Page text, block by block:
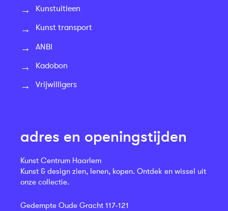
Kunstuitleen
Kunst transport
ANBI
Kadobon
Vrijwilligers
adres en openingstijden
Kunst Centrum Haarlem
Kunst & design zien, lenen, kopen. Ontdek en wissel uit
onze collectie.
Gedempte Oude Gracht 117-121